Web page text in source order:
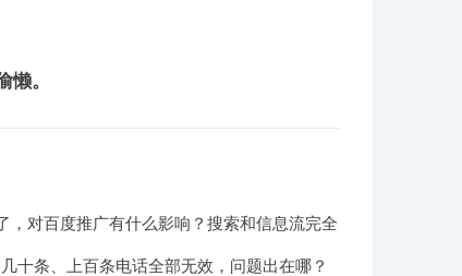
。
，对百度推广有什么影响？搜索和信息流完全
十条、上百条电话全部无效，问题出在哪？